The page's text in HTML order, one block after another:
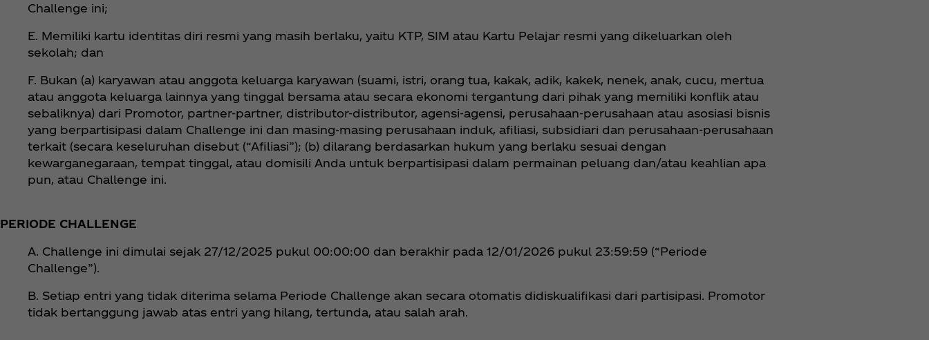
Challenge ini;
E. Memiliki kartu identitas diri resmi yang masih berlaku, yaitu KTP, SIM atau Kartu Pelajar resmi yang dikeluarkan oleh
sekolah; dan
F. Bukan (a) karyawan atau anggota keluarga karyawan (suami, istri, orang tua, kakak, adik, kakek, nenek, anak, cucu, mertua
atau anggota keluarga lainnya yang tinggal bersama atau secara ekonomi tergantung dari pihak yang memiliki konflik atau
sebaliknya) dari Promotor, partner-partner, distributor-distributor, agensi-agensi, perusahaan-perusahaan atau asosiasi bisnis
yang berpartisipasi dalam Challenge ini dan masing-masing perusahaan induk, afiliasi, subsidiari dan perusahaan-perusahaan
terkait (secara keseluruhan disebut (“Afiliasi”); (b) dilarang berdasarkan hukum yang berlaku sesuai dengan
kewarganegaraan, tempat tinggal, atau domisili Anda untuk berpartisipasi dalam permainan peluang dan/atau keahlian apa
pun, atau Challenge ini.
PERIODE CHALLENGE
A. Challenge ini dimulai sejak 27/12/2025 pukul 00:00:00 dan berakhir pada 12/01/2026 pukul 23:59:59 (“Periode
Challenge”).
B. Setiap entri yang tidak diterima selama Periode Challenge akan secara otomatis didiskualifikasi dari partisipasi. Promotor
tidak bertanggung jawab atas entri yang hilang, tertunda, atau salah arah.